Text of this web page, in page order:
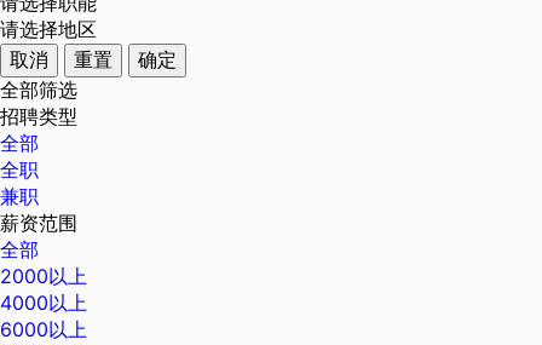
请选择地区
取消
重置
确定
全部筛选
招聘类型
全部
全职
兼职
薪资范围
全部
2000以上
4000以上
6000以上